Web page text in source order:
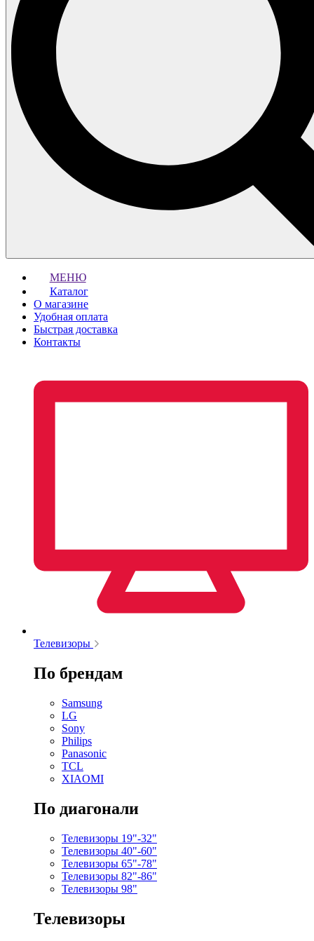
МЕНЮ
Каталог
О магазине
Удобная оплата
Быстрая доставка
Контакты
Телевизоры
По брендам
Samsung
LG
Sony
Philips
Panasonic
TCL
XIAOMI
По диагонали
Телевизоры 19"-32"
Телевизоры 40"-60"
Телевизоры 65"-78"
Телевизоры 82"-86"
Телевизоры 98"
Телевизоры